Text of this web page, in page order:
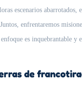
escenarios
enfrentaremos
es inquebrantable y
de